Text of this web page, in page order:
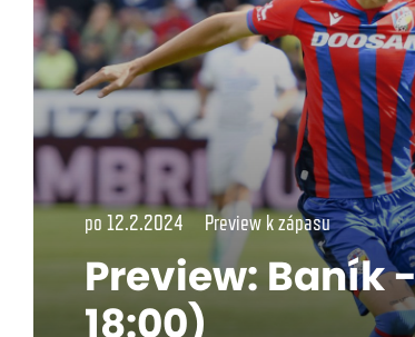
po 12.2.2024 Preview k zápasu
Preview: Baník
18:00)